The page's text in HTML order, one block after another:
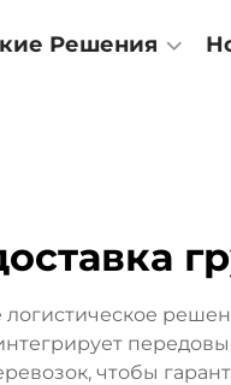
Решения
логистическое
чтобы